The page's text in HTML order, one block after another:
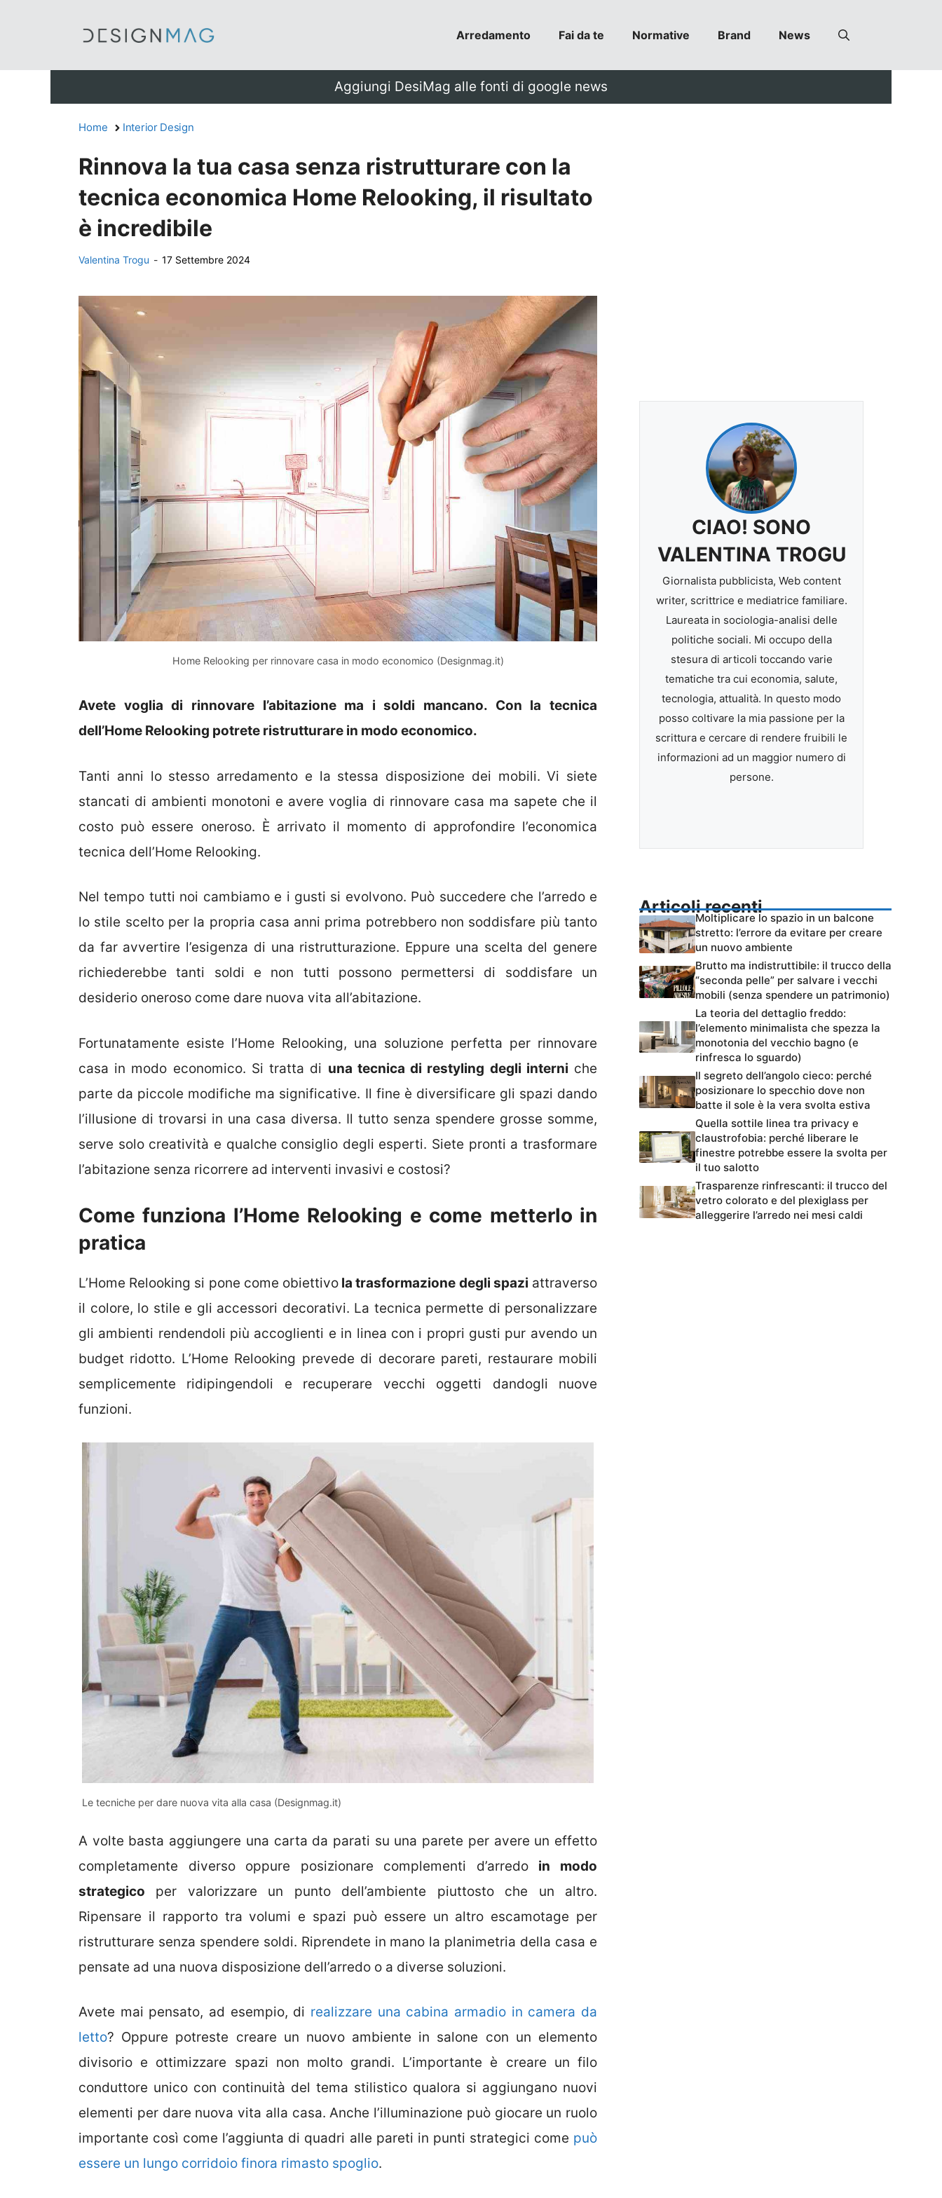
Arredamento Fai da te Normative Brand News
Aggiungi DesiMag alle fonti di google news
Home Interior Design
Rinnova la tua casa senza ristrutturare con la
tecnica economica Home Relooking, il risultato
è incredibile
Valentina Trogu - 17 Settembre 2024
Home Relooking per rinnovare casa in modo economico (Designmag.it)
Avete voglia di rinnovare l’abitazione ma i soldi mancano. Con la tecnica
dell’Home Relooking potrete ristrutturare in modo economico.
Tanti anni lo stesso arredamento e la stessa disposizione dei mobili. Vi siete
stancati di ambienti monotoni e avere voglia di rinnovare casa ma sapete che il
costo può essere oneroso. È arrivato il momento di approfondire l’economica
tecnica dell’Home Relooking.
Nel tempo tutti noi cambiamo e i gusti si evolvono. Può succedere che l’arredo e
lo stile scelto per la propria casa anni prima potrebbero non soddisfare più tanto
da far avvertire l’esigenza di una ristrutturazione. Eppure una scelta del genere
richiederebbe tanti soldi e non tutti possono permettersi di soddisfare un
desiderio oneroso come dare nuova vita all’abitazione.
Fortunatamente esiste l’Home Relooking, una soluzione perfetta per rinnovare
casa in modo economico. Si tratta di una tecnica di restyling degli interni che
parte da piccole modifiche ma significative. Il fine è diversificare gli spazi dando
l’illusione di trovarsi in una casa diversa. Il tutto senza spendere grosse somme,
serve solo creatività e qualche consiglio degli esperti. Siete pronti a trasformare
l’abitazione senza ricorrere ad interventi invasivi e costosi?
Come funziona l’Home Relooking e come metterlo in
pratica
L’Home Relooking si pone come obiettivo la trasformazione degli spazi attraverso
il colore, lo stile e gli accessori decorativi. La tecnica permette di personalizzare
gli ambienti rendendoli più accoglienti e in linea con i propri gusti pur avendo un
budget ridotto. L’Home Relooking prevede di decorare pareti, restaurare mobili
semplicemente ridipingendoli e recuperare vecchi oggetti dandogli nuove
funzioni.
Le tecniche per dare nuova vita alla casa (Designmag.it)
A volte basta aggiungere una carta da parati su una parete per avere un effetto
completamente diverso oppure posizionare complementi d’arredo in modo
strategico per valorizzare un punto dell’ambiente piuttosto che un altro.
Ripensare il rapporto tra volumi e spazi può essere un altro escamotage per
ristrutturare senza spendere soldi. Riprendete in mano la planimetria della casa e
pensate ad una nuova disposizione dell’arredo o a diverse soluzioni.
Avete mai pensato, ad esempio, di realizzare una cabina armadio in camera da
letto? Oppure potreste creare un nuovo ambiente in salone con un elemento
divisorio e ottimizzare spazi non molto grandi. L’importante è creare un filo
conduttore unico con continuità del tema stilistico qualora si aggiungano nuovi
elementi per dare nuova vita alla casa. Anche l’illuminazione può giocare un ruolo
importante così come l’aggiunta di quadri alle pareti in punti strategici come può
essere un lungo corridoio finora rimasto spoglio.
CIAO! SONO
VALENTINA TROGU
Giornalista pubblicista, Web content
writer, scrittrice e mediatrice familiare.
Laureata in sociologia-analisi delle
politiche sociali. Mi occupo della
stesura di articoli toccando varie
tematiche tra cui economia, salute,
tecnologia, attualità. In questo modo
posso coltivare la mia passione per la
scrittura e cercare di rendere fruibili le
informazioni ad un maggior numero di
persone.
Articoli recenti
Moltiplicare lo spazio in un balcone
stretto: l’errore da evitare per creare
un nuovo ambiente
Brutto ma indistruttibile: il trucco della
“seconda pelle” per salvare i vecchi
mobili (senza spendere un patrimonio)
La teoria del dettaglio freddo:
l’elemento minimalista che spezza la
monotonia del vecchio bagno (e
rinfresca lo sguardo)
Il segreto dell’angolo cieco: perché
posizionare lo specchio dove non
batte il sole è la vera svolta estiva
Quella sottile linea tra privacy e
claustrofobia: perché liberare le
finestre potrebbe essere la svolta per
il tuo salotto
Trasparenze rinfrescanti: il trucco del
vetro colorato e del plexiglass per
alleggerire l’arredo nei mesi caldi